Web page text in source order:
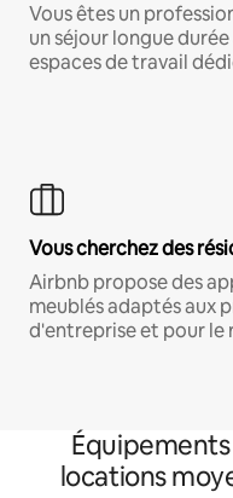
Vous êtes un
un séjour longue
espaces de travail
Vous cherchez des
Airbnb propose des
meublés adaptés aux
d'entreprise et pour le
locations